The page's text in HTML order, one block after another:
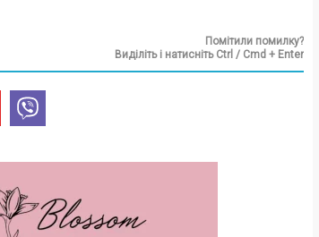
Помітили помилку?
Виділіть і натисніть Ctrl / Cmd + Enter